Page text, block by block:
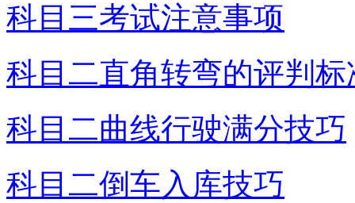
科目三考试注意事项
科目二直角转弯的评判
科目二曲线行驶满分技巧
科目二倒车入库技巧